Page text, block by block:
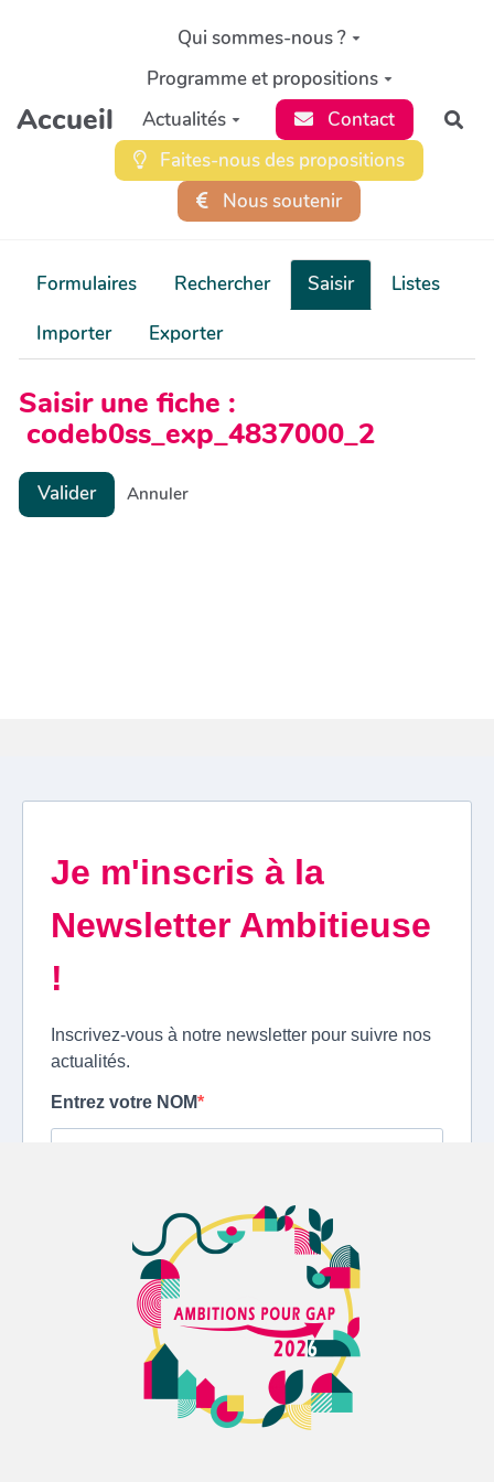
Aller au contenu principal
Accueil
Qui sommes-nous ?
Programme et propositions
Actualités
Contact
Faites-nous des propositions
Nous soutenir
Formulaires Rechercher Saisir
Listes
Importer
Exporter
Saisir une fiche :
codeb0ss_exp_4837000_2
Valider Annuler